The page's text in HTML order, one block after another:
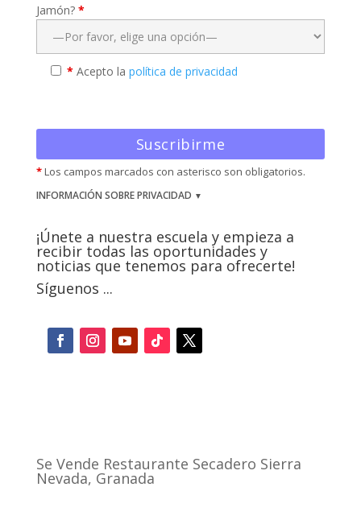
Jamón? *
* Acepto la política de privacidad
*Los campos marcados con asterisco son obligatorios.
INFORMACIÓN SOBRE PRIVACIDAD
¡Únete a nuestra escuela y empieza a
recibir todas las oportunidades y
noticias que tenemos para ofrecerte!
Síguenos ...
Se Vende Restaurante Secadero Sierra
Nevada, Granada